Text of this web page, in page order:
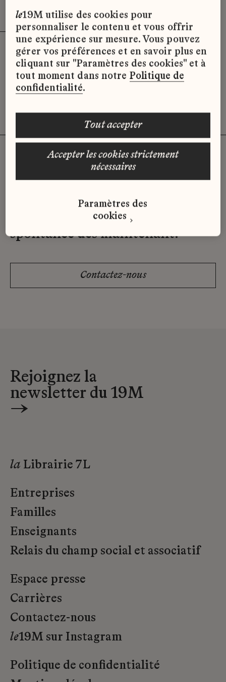
Désolé, il semble qu’il n’y ait pas
d’offres d’emploi disponibles pour le
moment.
Vous n'avez pas trouvé d'offre
qui correspond à votre profil ?
Envoyez-nous votre candidature
spontanée dès maintenant.
Contactez-nous
Rejoignez la
newsletter du 19M
→
la Librairie 7L
Entreprises
Familles
Enseignants
Relais du champ social et associatif
Espace presse
Carrières
Contactez-nous
le19M sur Instagram
Politique de confidentialité
le19M utilise des cookies pour
personnaliser le contenu et vous offrir
une expérience sur mesure. Vous pouvez
gérer vos préférences et en savoir plus en
cliquant sur "Paramètres des cookies" et à
tout moment dans notre Politique de
confidentialité.
accepter les cookies strictement
nécessaires
tout accepter
Paramètres des
cookies